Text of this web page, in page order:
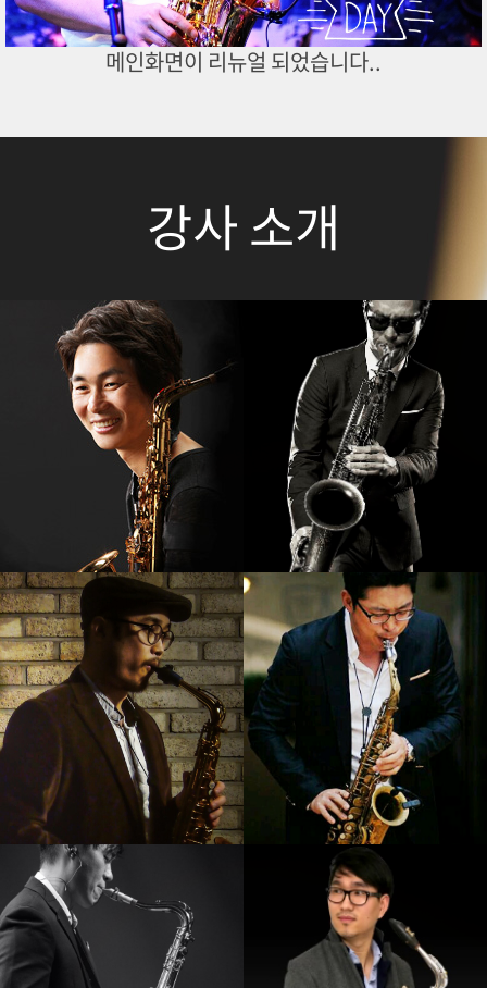
메인화면이 리뉴얼 되었습니다..
강사 소개
강기만
강의보기
정재현
강의보기